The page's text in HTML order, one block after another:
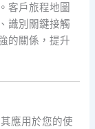
客戶旅程地圖
識別關鍵接觸
的關係，提升
應用於您的使